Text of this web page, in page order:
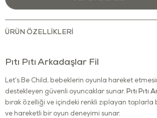
ÜRÜN ÖZELLIKLERI
Pıtı Pıtı Arkadaşlar Fil
Let’s Be Child, bebeklerin oyunla hareket
destekleyen güvenli oyuncaklar sunar. Pıtı Pıtı
bırak özelliği ve içindeki renkli zıplayan toplarla
ve hareketli bir oyun deneyimi sunar.